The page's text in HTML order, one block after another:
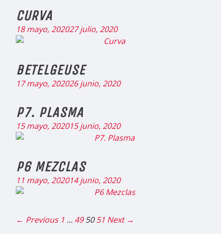
CURVA
18 mayo, 202027 julio, 2020
BETELGEUSE
17 mayo, 202026 junio, 2020
P7. PLASMA
15 mayo, 202015 junio, 2020
P6 MEZCLAS
11 mayo, 202014 junio, 2020
← Previous 1 … 49 50 51 Next →